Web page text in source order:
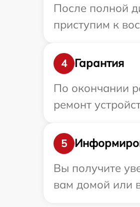
После полной
приступим к
4
Гарантия
По окончании
ремонт
5
Вы получите
вам домой или